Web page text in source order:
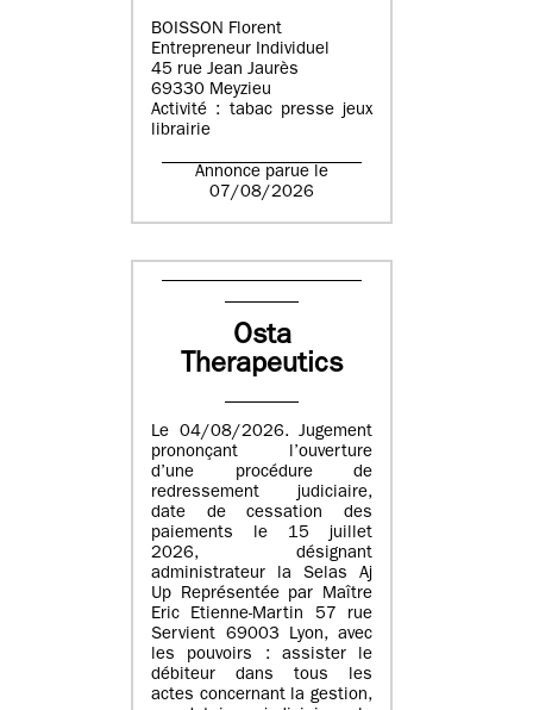
BOISSON Florent
Entrepreneur Individuel
45 rue Jean Jaurès
69330 Meyzieu
Activité : tabac presse jeux
librairie
Annonce parue le
07/08/2026
Osta
Therapeutics
Le 04/08/2026. Jugement
prononçant l’ouverture
d’une procédure de
redressement judiciaire,
date de cessation des
paiements le 15 juillet
2026, désignant
administrateur la Selas Aj
Up Représentée par Maître
Eric Etienne-Martin 57 rue
Servient 69003 Lyon, avec
les pouvoirs : assister le
débiteur dans tous les
actes concernant la gestion,